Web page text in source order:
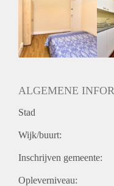
ALGEMENE
Stad
Wijk/buurt:
Inschrijven gemeente:
Opleverniveau: